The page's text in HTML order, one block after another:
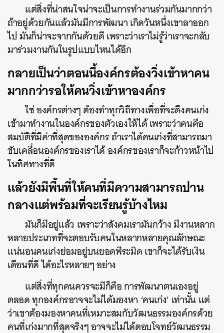
แต่สิ่งที่น่าสนใจน่าจะเป็นการทำงานร่วมกันมากกว่า
ถ้าอยู่ด้วยกันแล้วมันมีการพัฒนา เกิดวันหนึ่งเขาลาออก
ไป มันก็น่าจะจากกันด้วยดี เพราะว่าเราไม่รู้ว่าเราจะกลับ
มาร่วมงานกันในรูปแบบไหนได้อีก
กลายเป็นว่าตอนนี้องค์กรต้องวิ่งเข้าหาคน
มากกว่ารอให้คนวิ่งเข้าหาองค์กร
ใช่ องค์กรต่างๆ ต้องทำทุกวิถีทางเพื่อที่จะดึงคนเก่ง
เข้ามาทำงานในองค์กรของตัวเองให้ได้ เพราะว่าคนคือ
สมบัติที่มีค่าที่สุดขององค์กร ถ้าเราได้คนเก่งที่สามารถมา
ขับเคลื่อนองค์กรของเราได้ องค์กรของเราก็จะก้าวหน้าไป
ในทิศทางที่ดี
แล้วยังมีพื้นที่ให้คนที่มีความสามารถปาน
กลางแต่พร้อมที่จะเรียนรู้บ้างไหม
มันก็มีอยู่แล้ว เพราะว่าสังคมเรามันกว้าง มีงานหลาก
หลายประเภทที่จะตอบรับคนในหลากหลายคุณลักษณะ
แน่นอนคนเก่งย่อมอยู่บนยอดพีระมิด เขาก็จะได้รับเงิน
เดือนที่ดี ได้อะไรหลายๆ อย่าง
แต่สิ่งที่ทุกคนควรจะมีก็คือ การพัฒนาตนเองอยู่
ตลอด ทุกองค์กรอาจจะไม่ได้มองหา ‘คนเก่ง’ เท่านั้น แต่
ว่าเขาต้องมองหาคนที่เหมาะสมกับวัฒนธรรมองค์กรด้วย
คนที่เก่งมากที่สุดจริงๆ อาจจะไม่ได้ตอบโจทย์วัฒนธรรม